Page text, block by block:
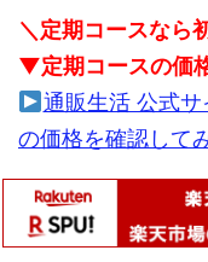
＼定期コースなら
▼定期コースの価
通販生活 公式
の価格を確認して